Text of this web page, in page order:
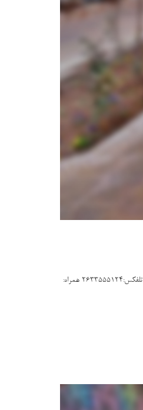
خانه تاریخی تاج کاشان آدرس نمایندگی:کاشان-میدان 15خرداد-خیابان اباذر-ستاد مرکزی دانشگاه علوم پزشکی کاشان-اداره سازمان های مردم نهاد و خیرین سلامت-کدپستی: 8713783976 تلفن: 2633555123 تلفکس:2633555124 همراه: